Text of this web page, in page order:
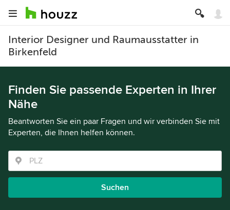
Interior Designer und Raumausstatter in
Birkenfeld
Finden Sie passende Experten in Ihrer
Nähe
Beantworten Sie ein paar Fragen und wir verbinden Sie mit
Experten, die Ihnen helfen können.
Suchen